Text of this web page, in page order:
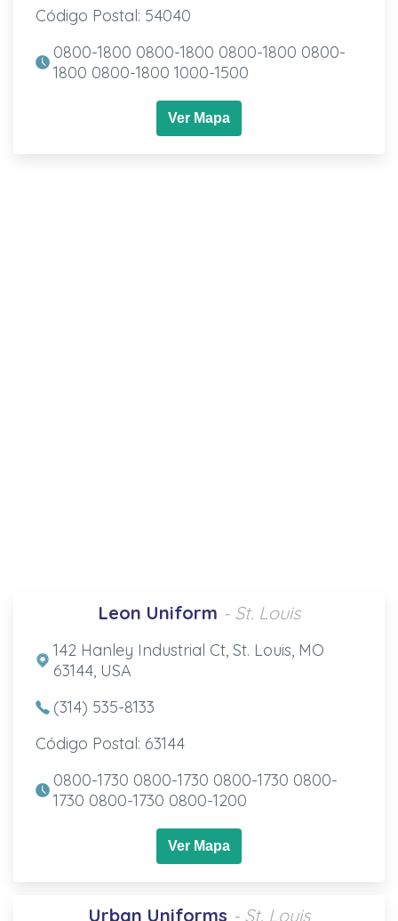
Código Postal: 54040
0800-1800 0800-1800 0800-1800 0800-
1800 0800-1800 1000-1500
Ver Mapa
Leon Uniform - St. Louis
142 Hanley Industrial Ct, St. Louis, MO
63144, USA
(314) 535-8133
Código Postal: 63144
0800-1730 0800-1730 0800-1730 0800-
1730 0800-1730 0800-1200
Ver Mapa
Urban Uniforms - St. Louis